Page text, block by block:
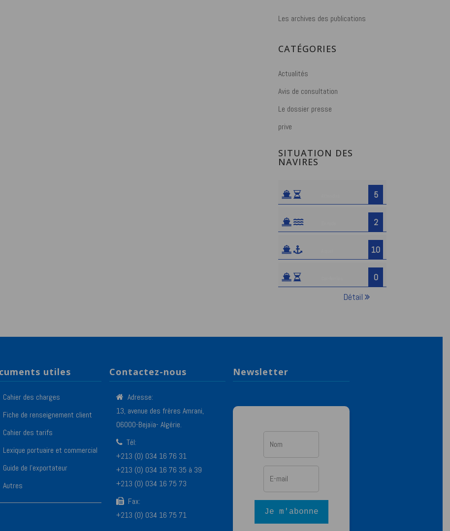
Les archives des publications
CATÉGORIES
Actualités
Avis de consultation
Le dossier presse
prive
SITUATION DES
NAVIRES
5
2
10
0
Détail
utiles
Cahier des charges
Fiche de renseignement client
Cahier des tarifs
Lexique portuaire et commercial
Guide de l’exportateur
Autres
Contactez-nous
Adresse:
13, avenue des frères Amrani,
06000-Bejaïa- Algérie.
Tél:
+213 (0) 034 16 76 31
+213 (0) 034 16 76 35 à 39
+213 (0) 034 16 75 73
Fax:
+213 (0) 034 16 75 71
Newsletter
Je m'abonne